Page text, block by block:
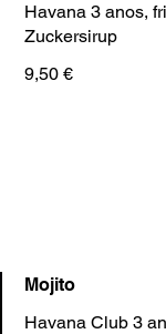
Havana 3 anos,
Zuckersirup
9,50 €
Mojito
Havana Club 3